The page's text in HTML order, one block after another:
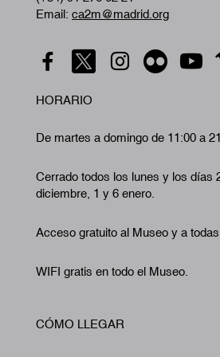
Email: ca2m@madrid.org
HORARIO
De martes a domingo de 11:00 a
Cerrado todos los lunes y los días
diciembre, 1 y 6 enero.
Acceso gratuito al Museo y a
WIFI gratis en todo el Museo.
CÓMO LLEGAR